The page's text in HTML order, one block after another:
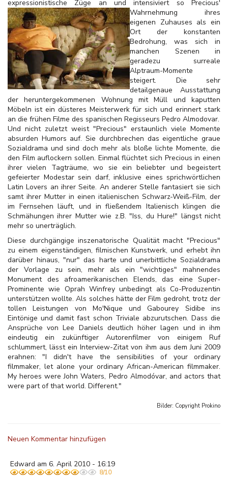
expressionistische Züge an und intensiviert so Precious'
Wahrnehmung ihres
eigenen Zuhauses als ein
Ort der konstanten
Bedrohung, was sich in
manchen Szenen in
geradezu surreale
Alptraum-Momente
steigert. Die sehr
detailgenaue Ausstattung
der heruntergekommenen Wohnung mit Müll und kaputten
Möbeln ist ein düsteres Meisterwerk für sich und erinnert stark
an die frühen Filme des spanischen Regisseurs Pedro Almodovar.
Und nicht zuletzt weist "Precious" erstaunlich viele Momente
absurden Humors auf. Sie durchbrechen das eigentliche graue
Sozialdrama und sind doch mehr als bloße lichte Momente, die
den Film auflockern sollen. Einmal flüchtet sich Precious in einen
ihrer vielen Tagträume, wo sie ein beliebter und begeistert
gefeierter Modestar sein darf, inklusive eines sprichwörtlichen
Latin Lovers an ihrer Seite. An anderer Stelle fantasiert sie sich
samt ihrer Mutter in einen italienischen Schwarz-Weiß-Film, der
im Fernsehen läuft, und in fließendem Italienisch klingen die
Schmähungen ihrer Mutter wie z.B. "Iss, du Hure!" längst nicht
mehr so unerträglich.
Diese durchgängige inszenatorische Qualität macht "Precious"
zu einem eigenständigen, filmischen Kunstwerk, und erhebt ihn
darüber hinaus, "nur" das harte und unerbittliche Sozialdrama
der Vorlage zu sein, mehr als ein "wichtiges" mahnendes
Monument des afroamerikanischen Elends, das eine Super-
Prominente wie Oprah Winfrey unbedingt als Co-Produzentin
unterstützen wollte. Als solches hätte der Film gedroht, trotz der
tollen Leistungen von Mo'Nique und Gabourey Sidibe ins
Eintönige und damit fast schon Triviale abzurutschen. Dass die
Ansprüche von Lee Daniels deutlich höher lagen und in ihm
eindeutig ein zukünftiger Autorenfilmer von einigem Ruf
schlummert, lässt ein Interview-Zitat von ihm aus dem Juni 2009
erahnen: "I didn't have the sensibilities of your ordinary
filmmaker, let alone your ordinary African-American filmmaker.
My heroes were John Waters, Pedro Almodóvar, and actors that
were part of that world. Different."
Bilder: Copyright Prokino
Neuen Kommentar hinzufügen
Edward am 6. April 2010 - 16:19
8/10